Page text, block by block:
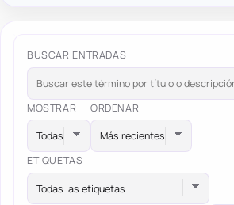
BUSCAR ENTRADAS
MOSTRAR ORDENAR
ETIQUETAS
Todas las etiquetas